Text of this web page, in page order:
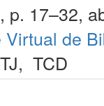
17–32,
Virtual de
, TCD